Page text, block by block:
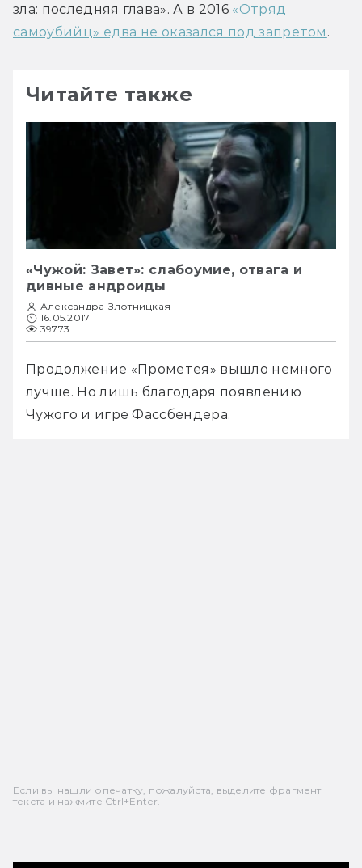
зла: последняя глава». А в 2016 «Отряд
самоубийц» едва не оказался под запретом .
Читайте также
«Чужой: Завет»: слабоумие, отвага и
дивные андроиды
Александра Злотницкая
16.05.2017
39773
Продолжение «Прометея» вышло немного
лучше. Но лишь благодаря появлению
Чужого и игре Фассбендера.
Если вы нашли опечатку, пожалуйста, выделите фрагмент
текста и нажмите Ctrl+Enter.